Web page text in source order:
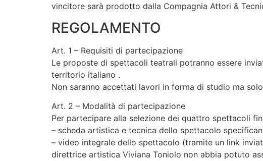
vincitore sarà prodotto dalla Compagnia Attori &
REGOLAMENTO
Art. 1 – Requisiti di partecipazione
Le proposte di spettacoli teatrali potranno essere
territorio italiano .
Non saranno accettati lavori in forma di studio ma
Art. 2 – Modalità di partecipazione
Per partecipare alla selezione dei quattro spettacoli
– scheda artistica e tecnica dello spettacolo
– video integrale dello spettacolo (tramite un link
direttrice artistica Viviana Toniolo non abbia potuto